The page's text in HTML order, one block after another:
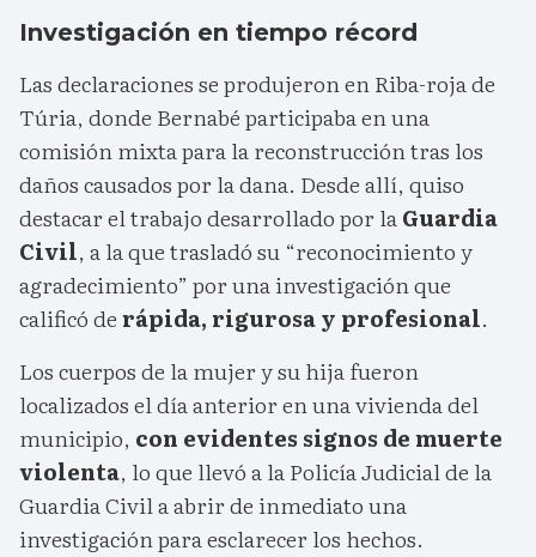
Investigación en tiempo récord
Las declaraciones se produjeron en Riba-roja de
Túria, donde Bernabé participaba en una
comisión mixta para la reconstrucción tras los
daños causados por la dana. Desde allí, quiso
destacar el trabajo desarrollado por laGuardia
Civil, a la que trasladó su “reconocimiento y
agradecimiento” por una investigación que
calificó de rápida, rigurosa y profesional.
Los cuerpos de la mujer y su hija fueron
localizados el día anterior en una vivienda del
municipio, con evidentes signos de muerte
violenta, lo que llevó a la Policía Judicial de la
Guardia Civil a abrir de inmediato una
investigación para esclarecer los hechos.